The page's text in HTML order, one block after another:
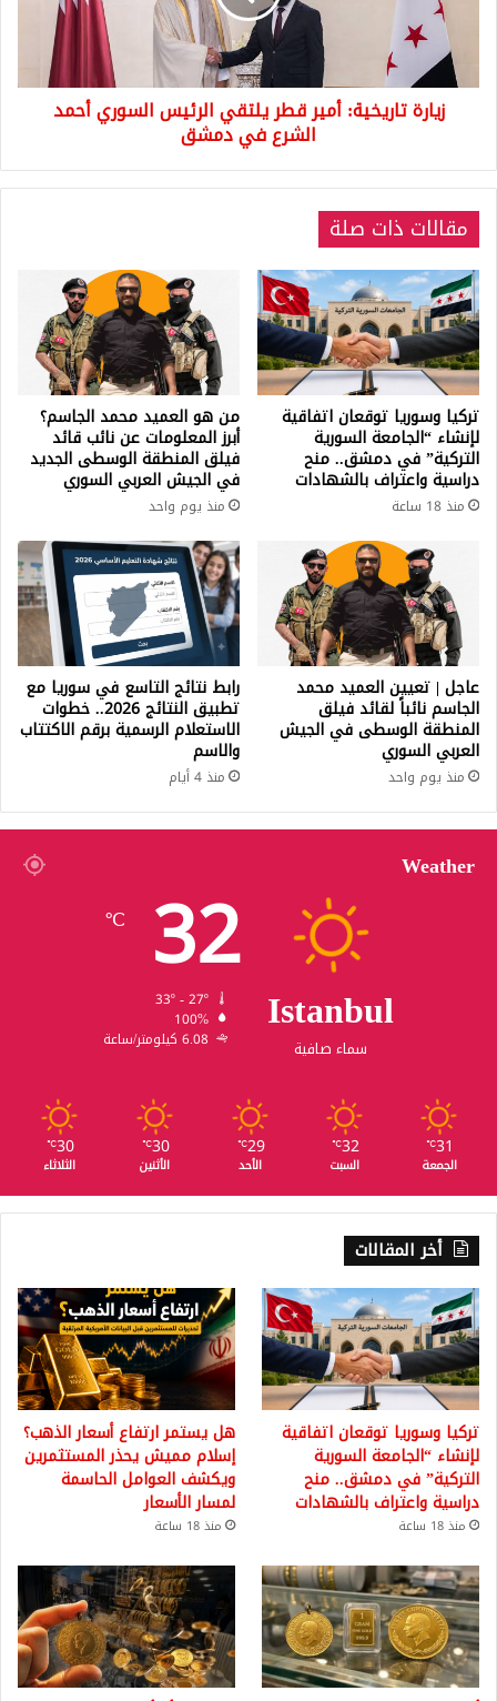
الرئيس
السوري
أحمد
الشرع
دمشق
زيارة تاريخية: أمير قطر يلتقي الرئيس السوري أحمد
الشرع في دمشق
مقالات ذات صلة
تركيا وسوريا توقعان اتفاقية
لإنشاء “الجامعة السورية
التركية” في دمشق.. منح
دراسية واعتراف بالشهادات
منذ 18 ساعة
من هو العميد محمد الجاسم؟
أبرز المعلومات عن نائب قائد
فيلق المنطقة الوسطى الجديد
في الجيش العربي السوري
منذ يوم واحد
عاجل | تعيين العميد محمد
الجاسم نائباً لقائد فيلق
المنطقة الوسطى في الجيش
العربي السوري
منذ يوم واحد
رابط نتائج التاسع في سوريا مع
تطبيق النتائج 2026.. خطوات
الاستعلام الرسمية برقم الاكتتاب
والاسم
منذ 4 أيام
Weather
Istanbul
سماء صافية
32
℃
100%
6.08 كيلومتر/ساعة
31
℃
الجمعة
32
℃
السبت
29
℃
الأحد
30
℃
الأثنين
30
℃
الثلاثاء
أخر المقالات
تركيا وسوريا توقعان اتفاقية
لإنشاء “الجامعة السورية
التركية” في دمشق.. منح
دراسية واعتراف بالشهادات
منذ 18 ساعة
هل يستمر ارتفاع أسعار الذهب؟
إسلام مميش يحذر المستثمرين
ويكشف العوامل الحاسمة
لمسار الأسعار
منذ 18 ساعة